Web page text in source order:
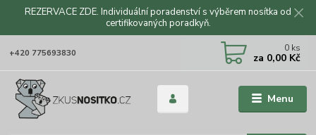
REZERVACE ZDE. Individuální poradenství s výběrem nosítka od
certifikovaných poradkyň.
Menu
+420 775693830 0 ks
za 0,00 Kč